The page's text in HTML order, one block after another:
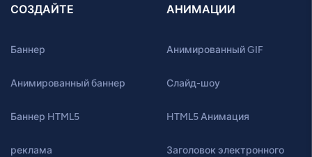
СОЗДАЙТЕ
Баннер
Анимированный баннер
Баннер HTML5
реклама
АНИМАЦИИ
Анимированный GIF
Слайд-шоу
HTML5 Анимация
Заголовок электронного